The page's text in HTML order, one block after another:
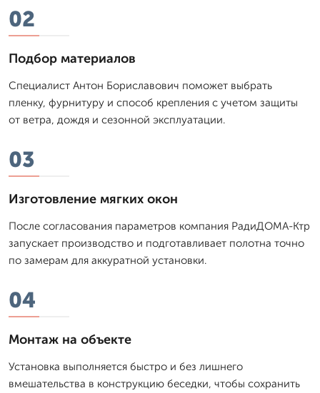
02
Подбор материалов
Специалист Антон Бориславович поможет выбрать
пленку, фурнитуру и способ крепления с учетом защиты
от ветра, дождя и сезонной эксплуатации.
03
Изготовление мягких окон
После согласования параметров компания РадиДОМА-Ктр
запускает производство и подготавливает полотна точно
по замерам для аккуратной установки.
04
Монтаж на объекте
Установка выполняется быстро и без лишнего
вмешательства в конструкцию беседки, чтобы сохранить